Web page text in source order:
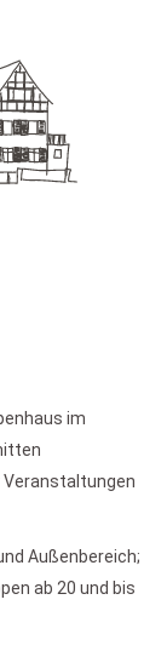
im
Außenbereich;
ab 20 und bis